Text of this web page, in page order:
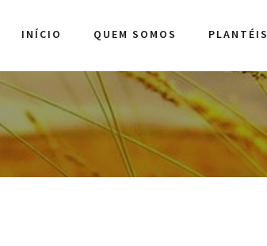
INÍCIO QUEM SOMOS PLANTÉIS